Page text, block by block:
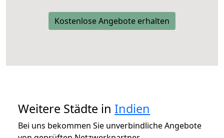
Kostenlose Angebote erhalten
Weitere Städte in Indien
Bei uns bekommen Sie unverbindliche Angebote